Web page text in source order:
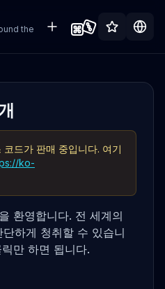
the
드가 판매 중입니다. 여기
ko-
환영합니다. 전 세계의
하게 청취할 수 있습니
만 하면 됩니다.